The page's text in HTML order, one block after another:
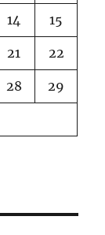
14 15
21 22
28 29